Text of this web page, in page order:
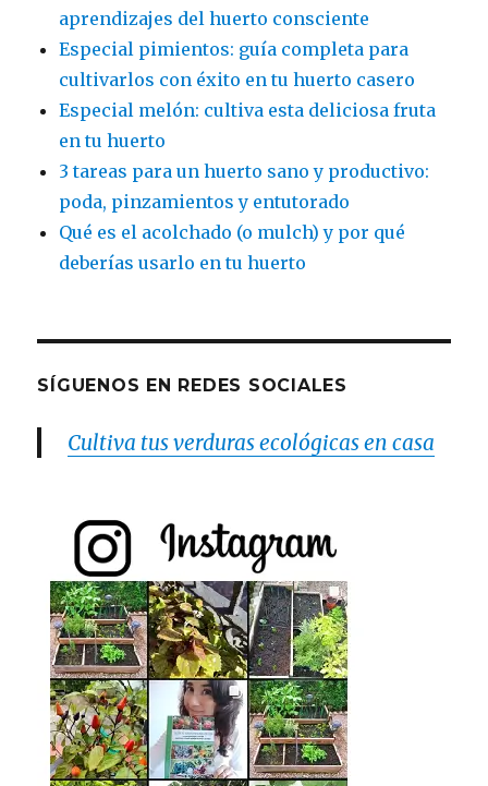
aprendizajes del huerto consciente
Especial pimientos: guía completa para
cultivarlos con éxito en tu huerto casero
Especial melón: cultiva esta deliciosa fruta
en tu huerto
3 tareas para un huerto sano y productivo:
poda, pinzamientos y entutorado
Qué es el acolchado (o mulch) y por qué
deberías usarlo en tu huerto
SÍGUENOS EN REDES SOCIALES
Cultiva tus verduras ecológicas en casa